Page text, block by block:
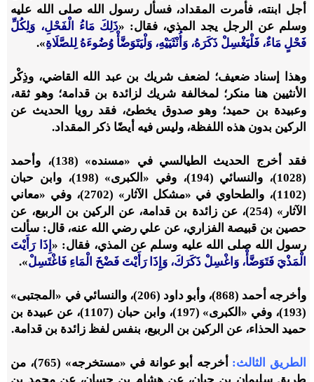
أجل ابنته، فأمرت المقداد، فسأل رسول الله صلى الله عليه
وسلم عن الرجل يجد المذي، فقال: «ذَلِكَ مَاءُ الْفَحْلِ، وَلِكُلِّ
فَحْلٍ مَاءٌ، فَلْيَغْسِلْ ذَكَرَهُ، وَأُنْثَيَيْهِ، وَلْيَتَوَضَّأْ وُضُوءَهُ لِلصَّلَاةِ».
وهذا إسناد ضعيف؛ لضعف شريك بن عبد الله القاضي، وذِكْر
الأنثيين هنا منكر؛ لمخالفة شريك لزائدة بن قدامة؛ وهو ثقة،
وعبيدة بن حميد؛ وهو صدوق يخطئ، فقد رويا الحديث عن
الركين بدون هذه اللفظة، وليس فيه أيضًا ذكر المقداد.
فقد أخرج الحديث الطيالسي في «مسنده» (138)، وأحمد
(1028)، والنسائي (194)، وفي «الكبرى» (198)، وابن حبان
(1102)، والطحاوي في «مشكل الآثار» (2702)، وفي «معاني
الآثار» (254)، عن زائدة بن قدامة، عن الركين بن الربيع، عن
حصين بن قبيصة الفزاري، عن علي رضي الله عنه، قال: سألت
رسول الله صلى الله عليه وسلم عن المذي، فقال: «إِذَا رَأَيْتَ
الْمَذْيَ فَتَوَضَّأْ، وَاغْسِلْ ذَكَرَكَ، وَإِذَا رَأَيْتَ فَضْخَ الْمَاءِ فَاغْتَسِلْ».
وأخرجه أحمد (868)، وأبو داود (206)، والنسائي في «المجتبى»
(193)، وفي «الكبرى» (197)، وابن حبان (1107)، عن عبيدة بن
حميد الحذاء، عن الركين بن الربيع، بنفس لفظ زائدة بن قدامة.
الطريق الثالث:
أخرجه أبو عوانة في «مستخرجه» (765)، من